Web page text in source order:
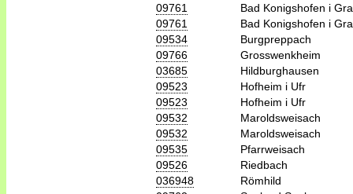
09761
Bad Konigshofen i
09761
Bad Konigshofen i
09534
Burgpreppach
09766
Grosswenkheim
03685
Hildburghausen
09523
Hofheim i Ufr
09523
Hofheim i Ufr
09532
Maroldsweisach
09532
Maroldsweisach
09535
Pfarrweisach
09526
Riedbach
036948
Römhild